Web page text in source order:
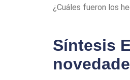
¿Cuáles fueron los
Síntesis